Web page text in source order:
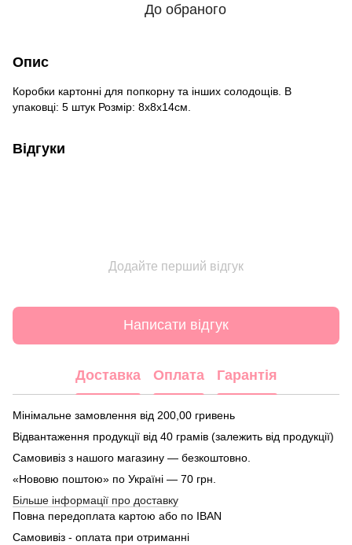
До обраного
Опис
Коробки картонні для попкорну та інших солодощів. В
упаковці: 5 штук Розмір: 8х8х14см.
Відгуки
Додайте перший відгук
Написати відгук
Доставка Оплата Гарантія
Мінімальне замовлення від 200,00 гривень
Відвантаження продукції від 40 грамів (залежить від продукції)
Самовивіз з нашого магазину — безкоштовно.
«Нововю поштою» по Україні — 70 грн.
Більше інформації про доставку
Повна передоплата картою або по IBAN
Самовивіз - оплата при отриманні